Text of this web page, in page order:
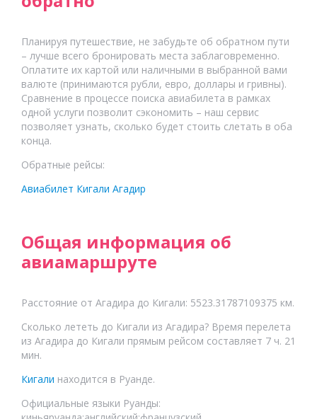
Планируя путешествие, не забудьте об обратном пути
– лучше всего бронировать места заблаговременно.
Оплатите их картой или наличными в выбранной вами
валюте (принимаются рубли, евро, доллары и гривны).
Сравнение в процессе поиска авиабилета в рамках
одной услуги позволит сэкономить – наш сервис
позволяет узнать, сколько будет стоить слетать в оба
конца.
Обратные рейсы:
Авиабилет Кигали Агадир
Общая информация об
авиамаршруте
Расстояние от Агадира до Кигали: 5523.31787109375 км.
Сколько лететь до Кигали из Агадира? Время перелета
из Агадира до Кигали прямым рейсом составляет 7 ч. 21
мин.
Кигали находится в Руанде.
Официальные языки Руанды: